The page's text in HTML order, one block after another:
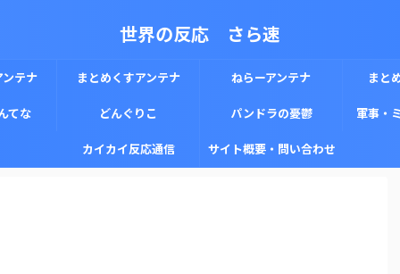
世界の反応 さら速
テナ まとめくすアンテナ ねらーアンテナ まと
てな どんぐりこ パンドラの憂鬱 軍事・
カイカイ反応通信 サイト概要・問い合わせ